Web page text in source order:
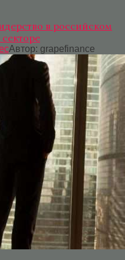
в российском
Автор: grapefinance